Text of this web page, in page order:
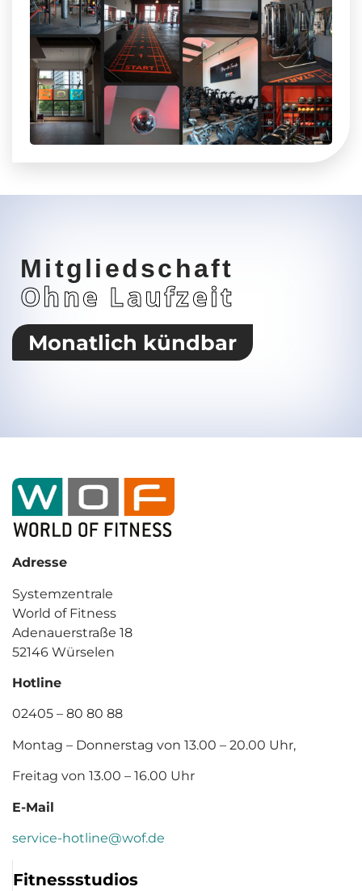
Mitgliedschaft
Ohne Laufzeit
Monatlich kündbar
Adresse
Systemzentrale
World of Fitness
Adenauerstraße 18
52146 Würselen
Hotline
02405 – 80 80 88
Montag – Donnerstag von 13.00 – 20.00 Uhr,
Freitag von 13.00 – 16.00 Uhr
E-Mail
service-hotline@wof.de
Fitnessstudios